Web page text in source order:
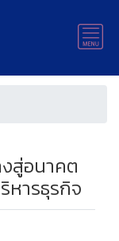
สู่อนาคต
หารธุรกิจ